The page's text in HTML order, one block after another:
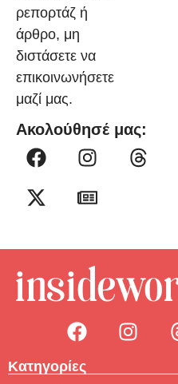
ρεπορτάζ ή
άρθρο, μη
διστάσετε να
επικοινωνήσετε
μαζί μας.
Ακολούθησέ μας:
Κατηγορίες